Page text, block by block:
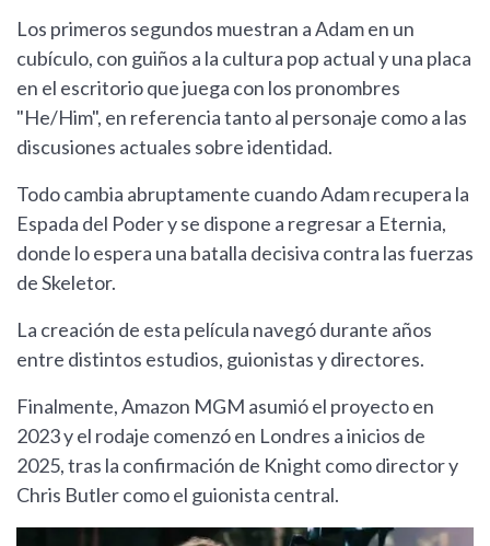
Los primeros segundos muestran a Adam en un
cubículo, con guiños a la cultura pop actual y una placa
en el escritorio que juega con los pronombres
"He/Him", en referencia tanto al personaje como a las
discusiones actuales sobre identidad.
Todo cambia abruptamente cuando Adam recupera la
Espada del Poder y se dispone a regresar a Eternia,
donde lo espera una batalla decisiva contra las fuerzas
de Skeletor.
La creación de esta película navegó durante años
entre distintos estudios, guionistas y directores.
Finalmente, Amazon MGM asumió el proyecto en
2023 y el rodaje comenzó en Londres a inicios de
2025, tras la confirmación de Knight como director y
Chris Butler como el guionista central.